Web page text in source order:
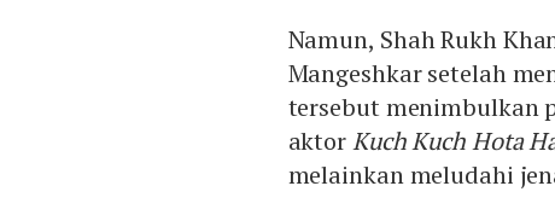
Namun, Shah Rukh
Mangeshkar setelah
tersebut menimbulkan
aktorKuch Kuch Hota
melainkan meludahi